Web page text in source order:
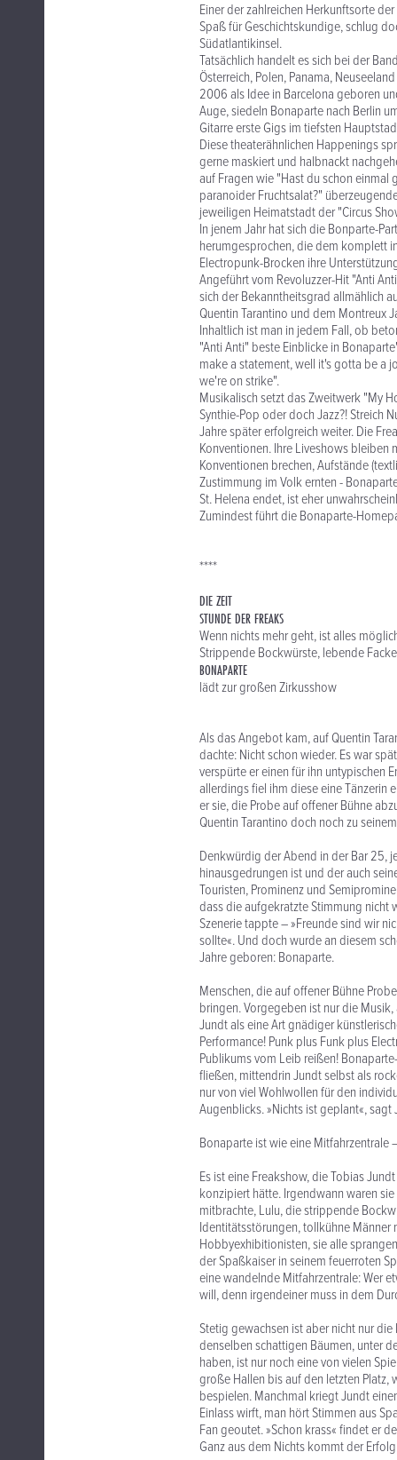
Einer der zahlreichen Herkunftsorte
Spaß für Geschichtskundige, schlug
Südatlantikinsel.
Tatsächlich handelt es sich bei der
Österreich, Polen, Panama,
2006 als Idee in Barcelona geboren
Auge, siedeln Bonaparte nach Berlin
Gitarre erste Gigs im tiefsten
Diese theaterähnlichen Happenings
gerne maskiert und halbnackt
auf Fragen wie "Hast du schon einmal
paranoider Fruchtsalat?"
jeweiligen Heimatstadt der "Circus
In jenem Jahr hat sich die Bonparte-
herumgesprochen, die dem komplett
Electropunk-Brocken ihre
Angeführt vom Revoluzzer-Hit "Anti
sich der Bekanntheitsgrad allmählich
Quentin Tarantino und dem Montreux
Inhaltlich ist man in jedem Fall, ob
"Anti Anti" beste Einblicke in
make a statement, well it's gotta be a
we're on strike".
Musikalisch setzt das Zweitwerk "My
Synthie-Pop oder doch Jazz?! Streich
Jahre später erfolgreich weiter. Die
Konventionen. Ihre Liveshows
Konventionen brechen, Aufstände
Zustimmung im Volk ernten -
St. Helena endet, ist eher
Zumindest führt die Bonaparte-
****
DIE ZEIT
STUNDE DER FREAKS
Wenn nichts mehr geht, ist alles
Strippende Bockwürste, lebende
BONAPARTE
lädt zur großen Zirkusshow
Als das Angebot kam, auf Quentin
dachte: Nicht schon wieder. Es war
verspürte er einen für ihn untypischen
allerdings fiel ihm diese eine Tänzerin
er sie, die Probe auf offener Bühne
Quentin Tarantino doch noch zu
Denkwürdig der Abend in der Bar 25,
hinausgedrungen ist und der auch
Touristen, Prominenz und
dass die aufgekratzte Stimmung nicht
Szenerie tappte – »Freunde sind wir
sollte«. Und doch wurde an diesem
Jahre geboren: Bonaparte.
Menschen, die auf offener Bühne
bringen. Vorgegeben ist nur die
Jundt als eine Art gnädiger
Performance! Punk plus Funk plus
Publikums vom Leib reißen!
fließen, mittendrin Jundt selbst als
nur von viel Wohlwollen für den
Augenblicks. »Nichts ist geplant«, sagt
Bonaparte ist wie eine Mitfahrzentrale
Es ist eine Freakshow, die Tobias
konzipiert hätte. Irgendwann waren
mitbrachte, Lulu, die strippende
Identitätsstörungen, tollkühne
Hobbyexhibitionisten, sie alle
der Spaßkaiser in seinem feuerroten
eine wandelnde Mitfahrzentrale: Wer
will, denn irgendeiner muss in dem
Stetig gewachsen ist aber nicht nur
denselben schattigen Bäumen, unter
haben, ist nur noch eine von vielen
große Hallen bis auf den letzten Platz,
bespielen. Manchmal kriegt Jundt
Einlass wirft, man hört Stimmen aus
Fan geoutet. »Schon krass« findet er
Ganz aus dem Nichts kommt der